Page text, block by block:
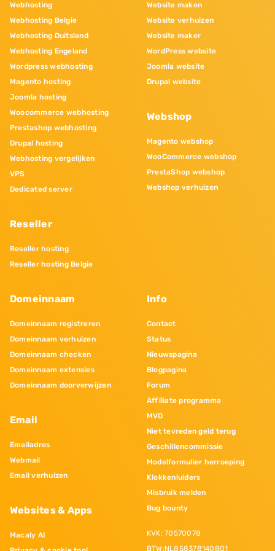
Webhosting
Webhosting Belgie
Webhosting Duitsland
Webhosting Engeland
Wordpress webhosting
Magento hosting
Joomla hosting
Woocommerce webhosting
Prestashop webhosting
Drupal hosting
Webhosting vergelijken
VPS
Dedicated server
Reseller
Reseller hosting
Reseller hosting Belgie
Website maken
Website verhuizen
Website maker
WordPress website
Joomla website
Drupal website
Webshop
Magento webshop
WooCommerce webshop
PrestaShop webshop
Webshop verhuizen
Domeinnaam
Domeinnaam registreren
Domeinnaam verhuizen
Domeinnaam checken
Domeinnaam extensies
Domeinnaam doorverwijzen
Email
Emailadres
Webmail
Email verhuizen
Websites & Apps
Macaly AI
Info
Contact
Status
Nieuwspagina
Blogpagina
Forum
Affiliate programma
MVO
Niet tevreden geld terug
Geschillencommissie
Modelformulier herroeping
Klokkenluiders
Misbruik melden
Bug bounty
KVK: 70570078
BTW:NL858378140B01